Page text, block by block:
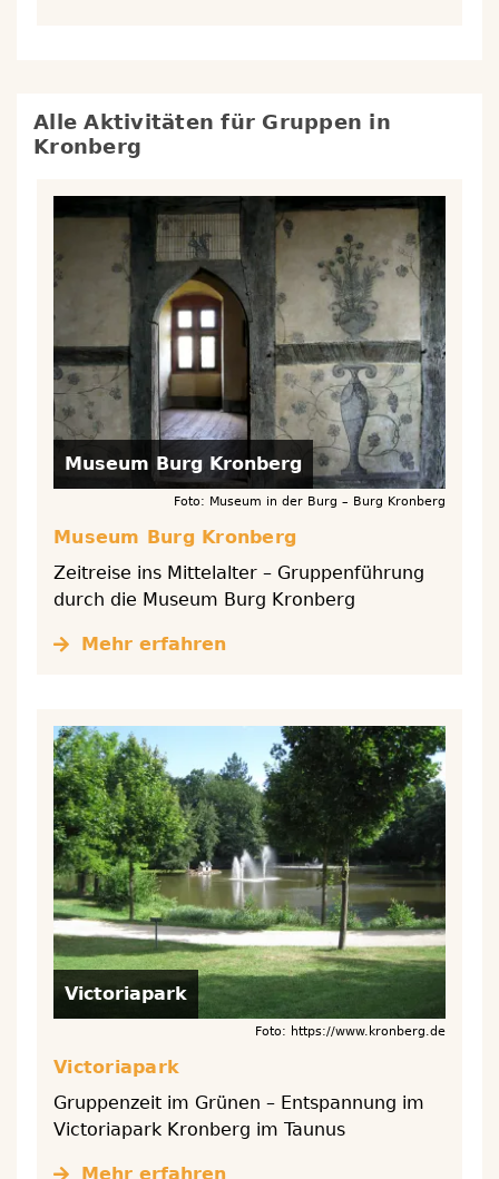
Alle Aktivitäten für Gruppen in
Kronberg
Museum Burg Kronberg
Foto: Museum in der Burg – Burg Kronberg
Museum Burg Kronberg
Zeitreise ins Mittelalter – Gruppenführung
durch die Museum Burg Kronberg
Mehr erfahren
Victoriapark
Foto: https://www.kronberg.de
Victoriapark
Gruppenzeit im Grünen – Entspannung im
Victoriapark Kronberg im Taunus
Mehr erfahren